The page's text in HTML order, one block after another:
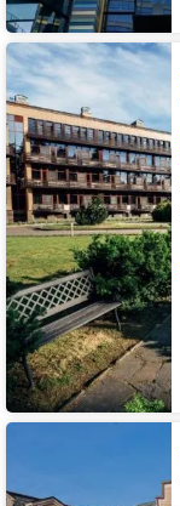
AZIMUT
Парк
Отель&Спа
Репино
Отель